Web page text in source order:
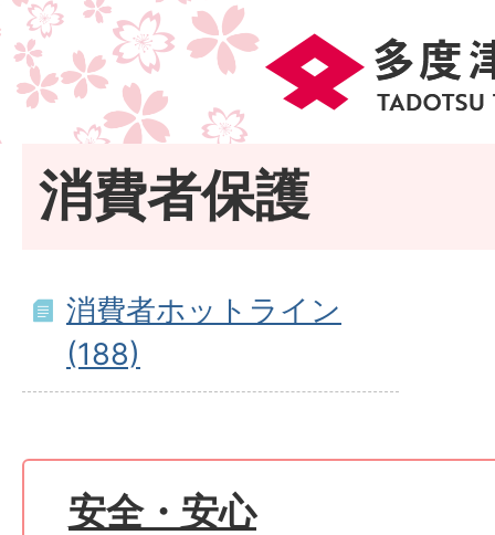
消費者保護
消費者ホットライン
(188)
安全・安心